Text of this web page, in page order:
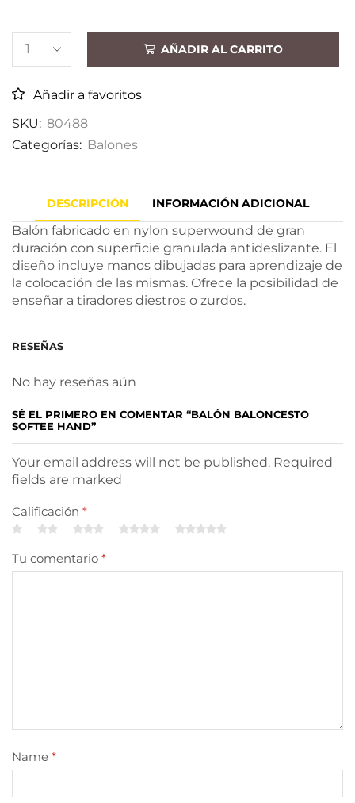
AÑADIR AL CARRITO
Añadir a favoritos
SKU: 80488
Categorías: Balones
DESCRIPCIÓN INFORMACIÓN ADICIONAL
Balón fabricado en nylon superwound de gran
duración con superficie granulada antideslizante. El
diseño incluye manos dibujadas para aprendizaje de
la colocación de las mismas. Ofrece la posibilidad de
enseñar a tiradores diestros o zurdos.
RESEÑAS
No hay reseñas aún
SÉ EL PRIMERO EN COMENTAR “BALÓN BALONCESTO
SOFTEE HAND”
Your email address will not be published. Required
fields are marked
Calificación *
Tu comentario *
Name *